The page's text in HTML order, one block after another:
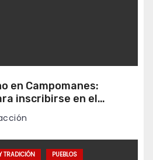
en Campomanes:
inscribirse en el
TRADICIÓN PUEBLOS